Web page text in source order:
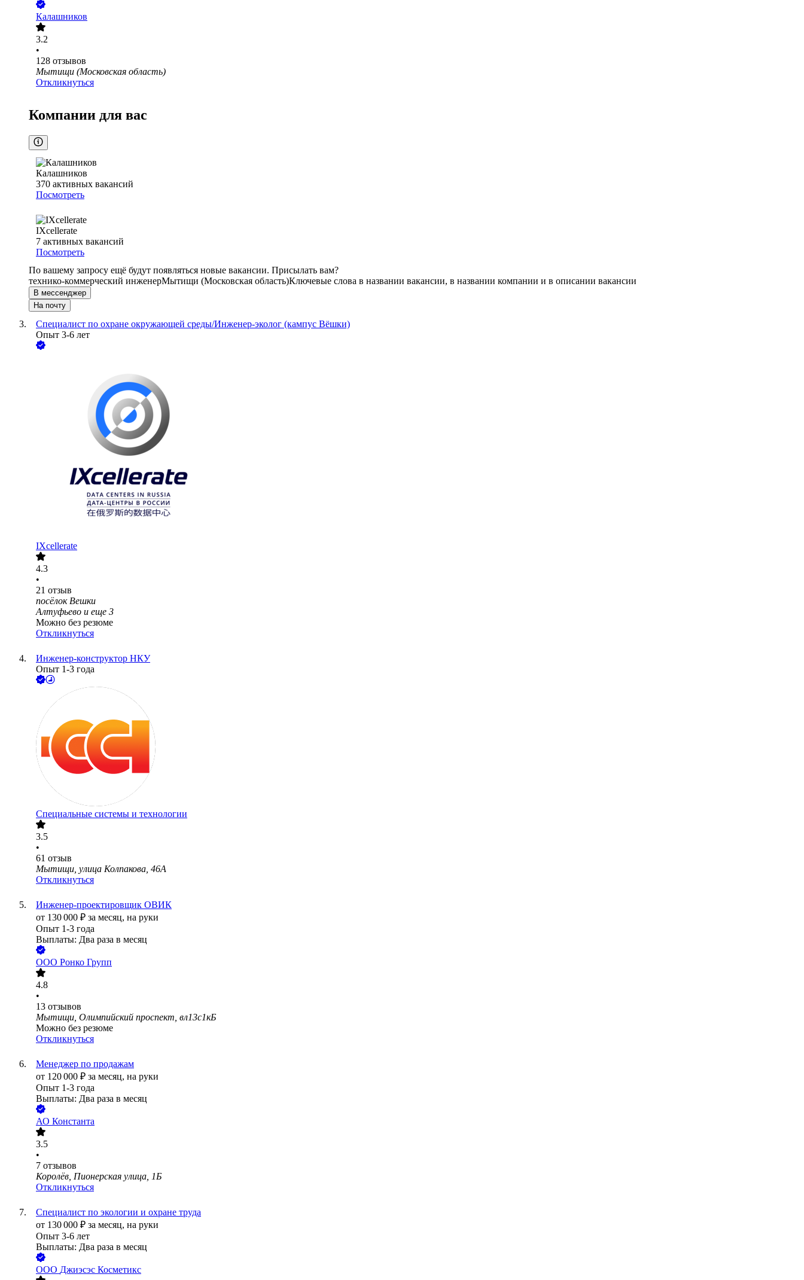
Калашников
3.2
•
128 отзывов
Мытищи (Московская область)
Откликнуться
Компании для вас
Калашников
370 активных вакансий
Посмотреть
IXcellerate
7 активных вакансий
Посмотреть
По вашему запросу ещё будут появляться новые вакансии. Присылать вам?
технико-коммерческий инженерМытищи (Московская область)Ключевые слова в названии вакансии, в названии компании и в описании вакансии
В мессенджер
На почту
Специалист по охране окружающей среды/Инженер-эколог (кампус Вёшки)
Опыт 3-6 лет
IXcellerate
4.3
•
21 отзыв
посёлок Вешки
Алтуфьево и еще 3
Можно без резюме
Откликнуться
Инженер-конструктор НКУ
Опыт 1-3 года
Специальные системы и технологии
3.5
•
61 отзыв
Мытищи, улица Колпакова, 46А
Откликнуться
Инженер-проектировщик ОВИК
от 130 000 ₽ за месяц, на руки
Опыт 1-3 года
Выплаты: Два раза в месяц
ООО Ронко Групп
4.8
•
13 отзывов
Мытищи, Олимпийский проспект, вл13с1кБ
Можно без резюме
Откликнуться
Менеджер по продажам
от 120 000 ₽ за месяц, на руки
Опыт 1-3 года
Выплаты: Два раза в месяц
АО Константа
3.5
•
7 отзывов
Королёв, Пионерская улица, 1Б
Откликнуться
Специалист по экологии и охране труда
от 130 000 ₽ за месяц, на руки
Опыт 3-6 лет
Выплаты: Два раза в месяц
ООО Джиэсэс Косметикс